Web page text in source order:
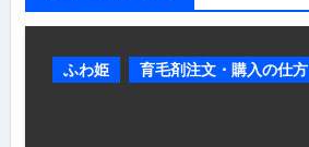
ふわ姫 育毛剤注文・購入の仕方